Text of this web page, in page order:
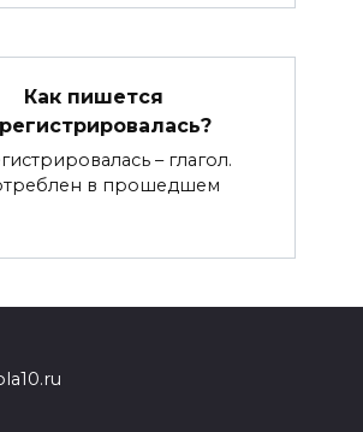
Как пишется
– глагол.
в прошедшем